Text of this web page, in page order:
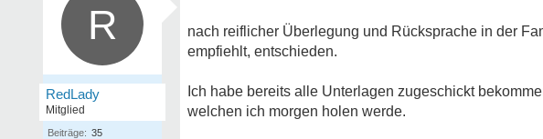
R
RedLady
Mitglied
Beiträge: 35
nach reiflicher Überlegung und Rücksprache in der
empfiehlt, entschieden.
Ich habe bereits alle Unterlagen zugeschickt
welchen ich morgen holen werde.